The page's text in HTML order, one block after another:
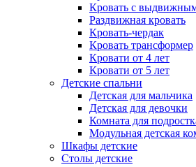
Кровать с
Раздвижная кровать
Кровать-чердак
Кровать трансформер
Кровати от 4 лет
Кровати от 5 лет
Детские спальни
Детская для мальчика
Детская для девочки
Комната для
Модульная детская
Шкафы детские
Столы детские